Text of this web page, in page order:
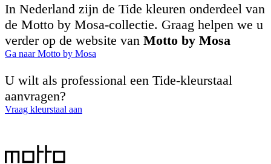
In Nederland zijn de Tide kleuren onderdeel van
de Motto by Mosa-collectie. Graag helpen we u
verder op de website van Motto by Mosa
Ga naar Motto by Mosa
U wilt als professional een Tide-kleurstaal
aanvragen?
Vraag kleurstaal aan